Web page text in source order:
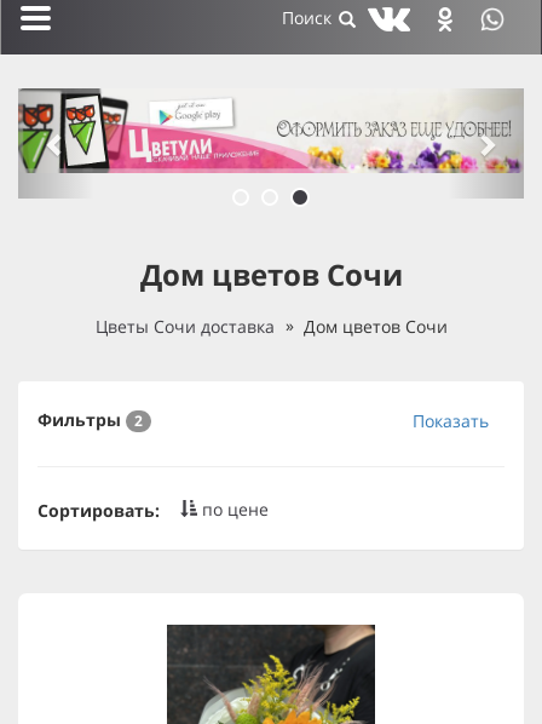
Toggle
previous
Дом цветов Сочи
Цветы Сочи доставка Дом цветов Сочи
Фильтры 2 Показать
Сортировать: по цене